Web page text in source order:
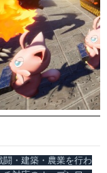
・建築・農業を行わ